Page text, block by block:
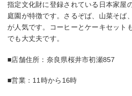
指定文化財に登録されている日本家屋
庭園が特徴です。さるぞば、山菜そば
が人気です。コーヒーとケーキセット
でも大丈夫です。
■店舗住所：奈良県桜井市初瀬857
■営業：11時から16時